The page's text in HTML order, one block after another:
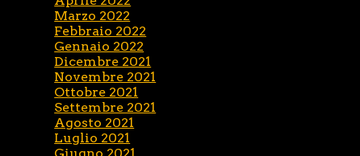
Marzo 2022
Febbraio 2022
Gennaio 2022
Dicembre 2021
Novembre 2021
Ottobre 2021
Settembre 2021
Agosto 2021
Luglio 2021